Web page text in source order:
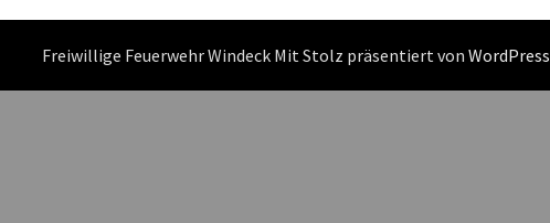
Freiwillige Feuerwehr Windeck Mit Stolz präsentiert vonWordPress